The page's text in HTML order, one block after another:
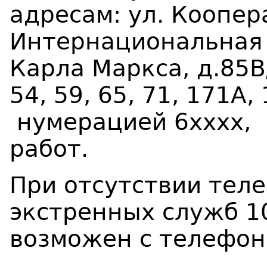
адресам: ул.
Карла Маркса,
54, 59, 65, 71, 171А,
нумерацией
работ.
При отсутствии
экстренных служб
возможен с